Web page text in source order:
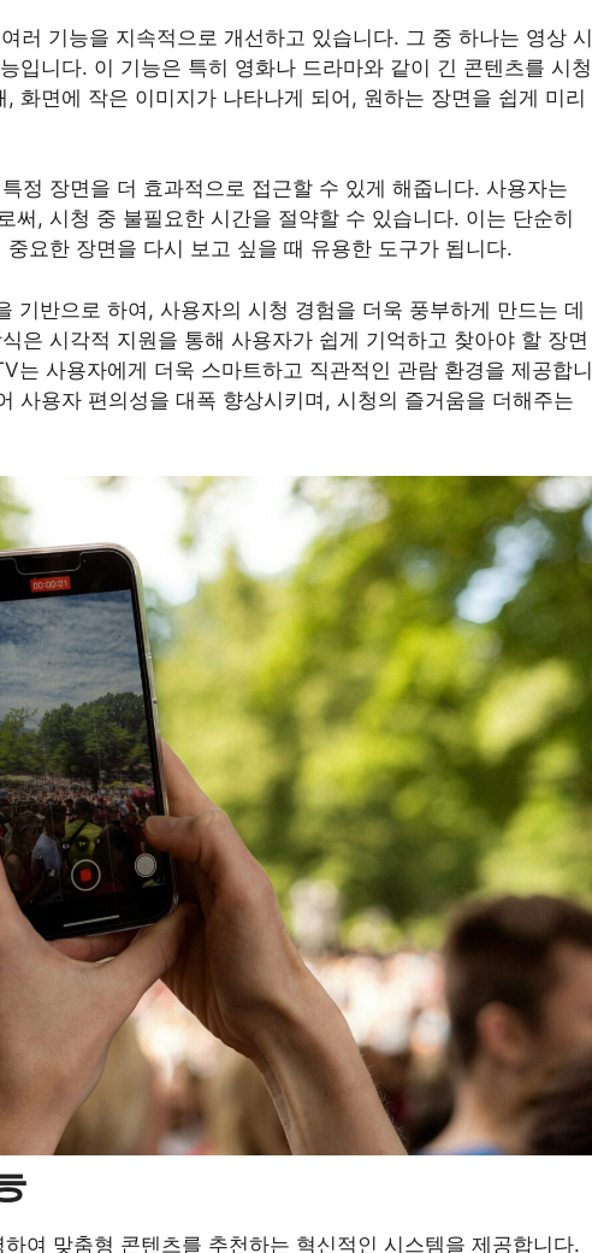
러 기능을 지속적으로 개선하고 있습니다. 그 중 하나는 영상 시
입니다. 이 기능은 특히 영화나 드라마와 같이 긴 콘텐츠를 시청
화면에 작은 이미지가 나타나게 되어, 원하는 장면을 쉽게 미리
정 장면을 더 효과적으로 접근할 수 있게 해줍니다. 사용자는
써, 시청 중 불필요한 시간을 절약할 수 있습니다. 이는 단순히
요한 장면을 다시 보고 싶을 때 유용한 도구가 됩니다.
기반으로 하여, 사용자의 시청 경험을 더욱 풍부하게 만드는 데
은 시각적 지원을 통해 사용자가 쉽게 기억하고 찾아야 할 장면
는 사용자에게 더욱 스마트하고 직관적인 관람 환경을 제공합니
사용자 편의성을 대폭 향상시키며, 시청의 즐거움을 더해주는
여 맞춤형 콘텐츠를 추천하는 혁신적인 시스템을 제공합니다.